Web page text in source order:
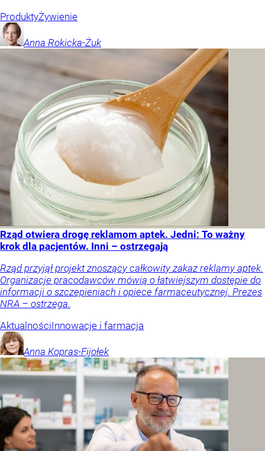
ProduktyŻywienie
Anna Rokicka-Żuk
Rząd otwiera drogę reklamom aptek. Jedni: To ważny
krok dla pacjentów. Inni – ostrzegają
Rząd przyjął projekt znoszący całkowity zakaz reklamy aptek.
Organizacje pracodawców mówią o łatwiejszym dostępie do
informacji o szczepieniach i opiece farmaceutycznej. Prezes
NRA – ostrzega.
AktualnościInnowacje i farmacja
Anna Kopras-Fijołek